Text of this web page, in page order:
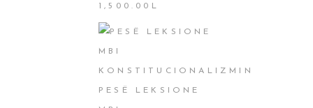
1,500.00 L
PESË LEKSIONE